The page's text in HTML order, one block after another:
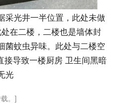
采光井一半位置，此处未做
在二楼，二楼也是墙体封
菌蚊虫异味。此处与二楼空
导致一楼厨房 卫生间黑暗
光
。]